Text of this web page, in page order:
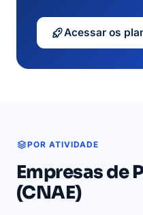
Acessar os
POR ATIVIDADE
Empresas de
(CNAE)